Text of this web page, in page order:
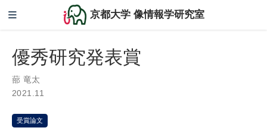
京都大学 像情報学研究室
優秀研究発表賞
蔀 竜太
2021.11
受賞論文